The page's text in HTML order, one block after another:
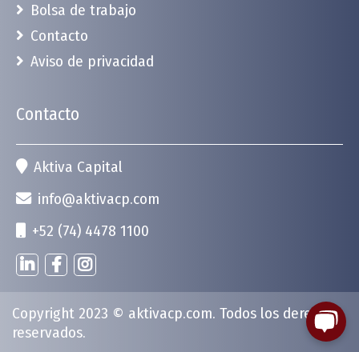
Bolsa de trabajo
Contacto
Aviso de privacidad
Contacto
Aktiva Capital
info@aktivacp.com
+52 (74) 4478 1100
Copyright 2023 © aktivacp.com. Todos los derechos
reservados.